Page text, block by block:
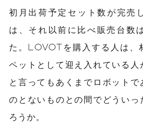
初月出荷予定セット数が完売
は、それ以前に比べ販売台数
た。LOVOTを購入する人は、
ペットとして迎え入れている人
と言ってもあくまでロボットで
のとないものとの間でどういっ
ろうか。